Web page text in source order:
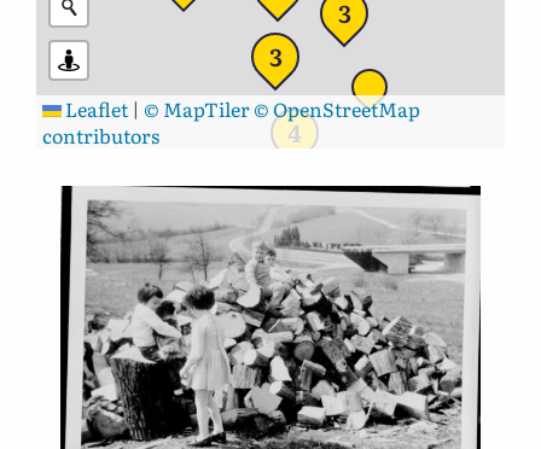
3
4
3
Leaflet | © MapTiler© OpenStreetMap
contributors